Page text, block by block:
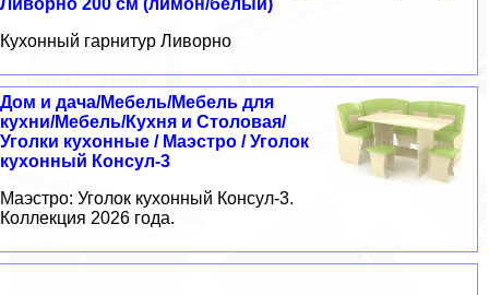
Ливорно 200 см (лимон/белый)
Кухонный гарнитур Ливорно
Дом и дача/Мебель/Мебель для
кухни/Мебель/Кухня и Столовая/
Уголки кухонные / Маэстро / Уголок
кухонный Консул-3
Маэстро: Уголок кухонный Консул-3.
Коллекция 2026 года.